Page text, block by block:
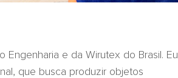
Engenharia e da Wirutex do Brasil. Eu
que busca produzir objetos